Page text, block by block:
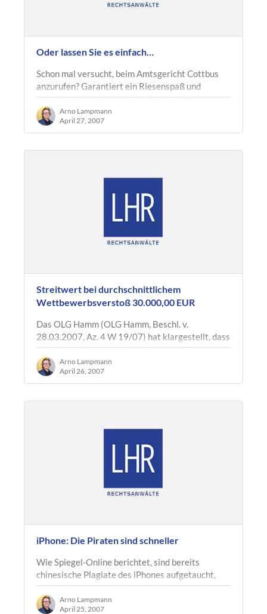
Oder lassen Sie es einfach…
Schon mal versucht, beim Amtsgericht Cottbus
anzurufen? Garantiert ein Riesenspaß und
gleichzeitig auch eine prima Einschlafhilfe.
Service wird da noch mindestens so groß…
Arno Lampmann
April 27, 2007
Streitwert bei durchschnittlichem
Wettbewerbsverstoß 30.000,00 EUR
Das OLG Hamm (OLG Hamm, Beschl. v.
28.03.2007, Az. 4 W 19/07) hat klargestellt, dass
durchschnittliche Wettbewerbsverstöße mit
einem Streitwert von 30.000,00 EUR in der…
Arno Lampmann
April 26, 2007
iPhone: Die Piraten sind schneller
Wie Spiegel-Online berichtet, sind bereits
chinesische Plagiate des iPhones aufgetaucht,
während apple noch Schwierigkeiten hat, das
Original überhaupt erst auf den Markt zu…
Arno Lampmann
April 25, 2007